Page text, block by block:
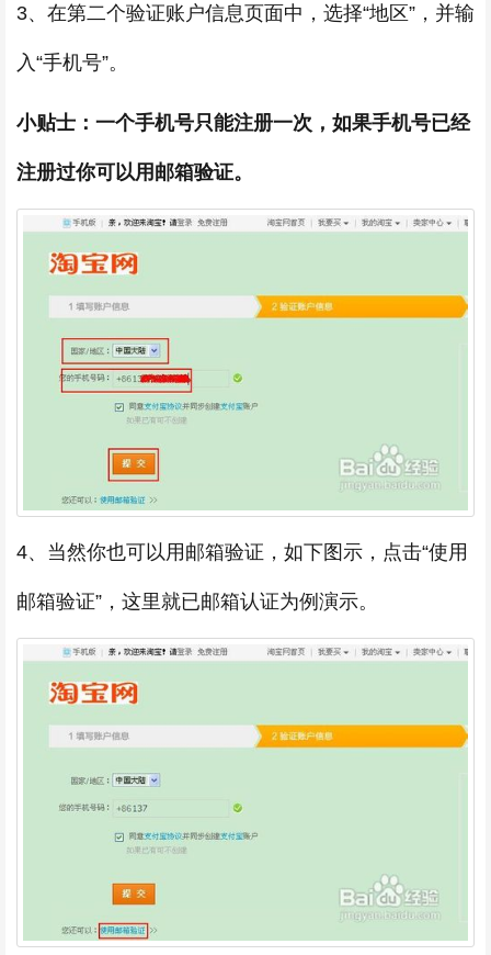
3、在第二个验证账户信息页面中，选择“地区”，并输
入“手机号”。
小贴士：一个手机号只能注册一次，如果手机号已经
注册过你可以用邮箱验证。
4、当然你也可以用邮箱验证，如下图示，点击“使用
邮箱验证”，这里就已邮箱认证为例演示。